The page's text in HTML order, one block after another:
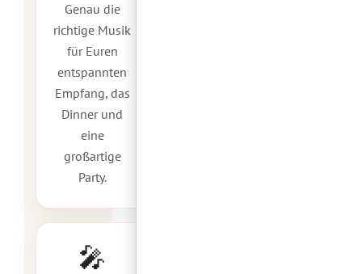
Genau die
richtige Musik
für Euren
entspannten
Empfang, das
Dinner und
eine
großartige
Party.
🎤